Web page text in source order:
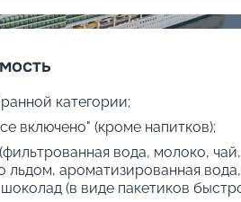
категории;
включено" (кроме напитков);
вода, молоко,
льдом, ароматизированная
(в виде пакетиков